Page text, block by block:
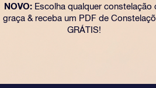
NOVO:Escolha qualquer constelação
graça & receba um PDF de
GRÁTIS!